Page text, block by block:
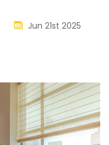
Jun 21st 2025